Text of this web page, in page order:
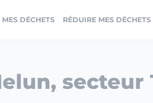
MES DÉCHETS RÉDUIRE MES DÉCHETS
secteur